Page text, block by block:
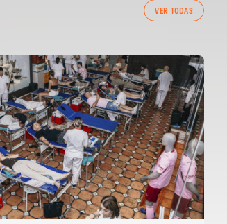
VER TODAS